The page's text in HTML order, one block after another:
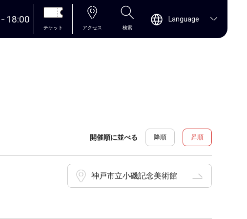
18:00
チケット アクセス 検索
Language
開催順に並べる 降順 昇順
神戸市立小磯記念美術館